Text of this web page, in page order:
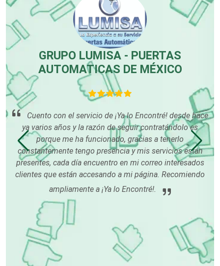
Centros Comerciales
Centros de Espectáculos
Centros Turísticos
Cerrajerías
Cibercafés
Clínicas de Belleza
GRUPO LUMISA - PUERTAS
AUTOMATICAS DE MÉXICO
Cuento con el servicio de ¡Ya lo Encontré! desde hace
ya varios años y la razón de seguir contratándolo es
porque me ha funcionado, gracias a tenerlo
constantemente tengo presencia y mis servicios están
presentes, cada día encuentro en mi correo interesados
clientes que están accesando a mi página. Recomiendo
ampliamente a ¡Ya lo Encontré!.